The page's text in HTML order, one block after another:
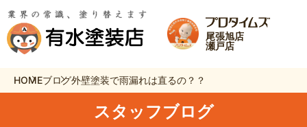
尾張旭店
瀬戸店
HOMEブログ外壁塗装で雨漏れは直るの？？
スタッフブログ